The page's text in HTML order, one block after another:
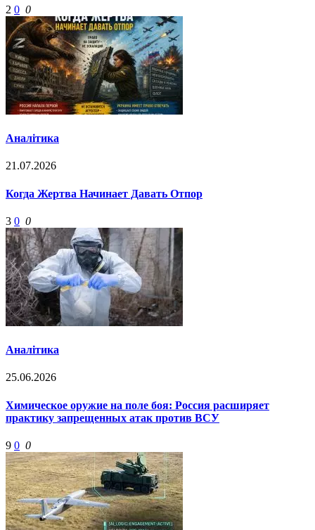
2 0 0
Аналітика
21.07.2026
Когда Жертва Начинает Давать Отпор
3 0 0
Аналітика
25.06.2026
Химическое оружие на поле боя: Россия расширяет
практику запрещенных атак против ВСУ
9 0 0